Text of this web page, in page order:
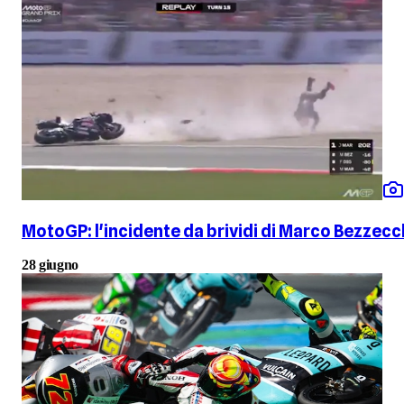
MotoGP: l'incidente da brividi di Marco
28 giugno